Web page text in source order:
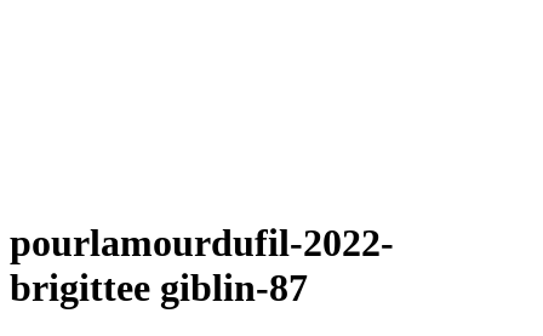
pourlamourdufil-2022-
brigittee giblin-87